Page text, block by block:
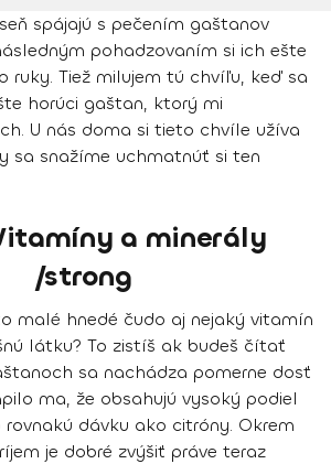
spájajú s pečením gaštanov
pohadzovaním si ich ešte
ruky. Tiež milujem tú chvíľu, keď sa
horúci gaštan, ktorý mi
U nás doma si tieto chvíle užíva
sa snažíme uchmatnúť si ten
a minerály
/strong
malé hnedé čudo aj nejaký vitamín
látku? To zistíš ak budeš čítať
sa nachádza pomerne dosť
ma, že obsahujú vysoký podiel
rovnakú dávku ako citróny. Okrem
je dobré zvýšiť práve teraz